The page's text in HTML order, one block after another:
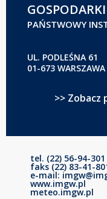
PAŃSTWOWY
UL. PODLEŚNA 61
01-673 WARSZAWA
>> Zobacz
tel. (22) 56-94-301
faks (22) 83-41-
e-mail:
www.imgw.pl
meteo.imgw.pl